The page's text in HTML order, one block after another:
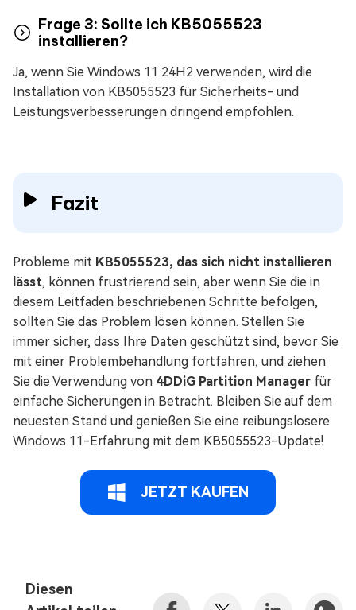
Frage 3: Sollte ich KB5055523
installieren?
Ja, wenn Sie Windows 11 24H2 verwenden, wird die
Installation von KB5055523 für Sicherheits- und
Leistungsverbesserungen dringend empfohlen.
Fazit
Probleme mit KB5055523, das sich nicht installieren
lässt, können frustrierend sein, aber wenn Sie die in
diesem Leitfaden beschriebenen Schritte befolgen,
sollten Sie das Problem lösen können. Stellen Sie
immer sicher, dass Ihre Daten geschützt sind, bevor Sie
mit einer Problembehandlung fortfahren, und ziehen
Sie die Verwendung von 4DDiG Partition Manager für
einfache Sicherungen in Betracht. Bleiben Sie auf dem
neuesten Stand und genießen Sie eine reibungslosere
Windows 11-Erfahrung mit dem KB5055523-Update!
JETZT KAUFEN
Diesen